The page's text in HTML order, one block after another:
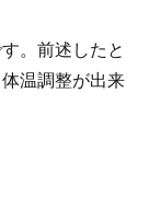
。前述したと
温調整が出来